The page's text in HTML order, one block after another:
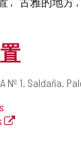
Nº 1. Saldaña.